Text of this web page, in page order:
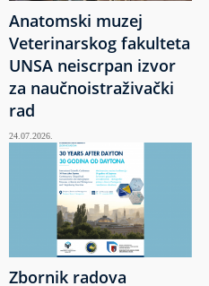
Anatomski muzej
Veterinarskog fakulteta
UNSA neiscrpan izvor
za naučnoistraživački
rad
24.07.2026.
Zbornik radova